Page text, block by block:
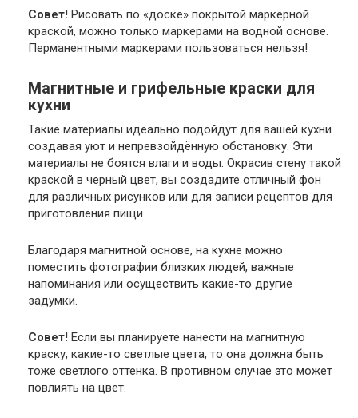
Совет! Рисовать по «доске» покрытой маркерной
краской, можно только маркерами на водной основе.
Перманентными маркерами пользоваться нельзя!
Магнитные и грифельные краски для
кухни
Такие материалы идеально подойдут для вашей кухни
создавая уют и непревзойдённую обстановку. Эти
материалы не боятся влаги и воды. Окрасив стену такой
краской в черный цвет, вы создадите отличный фон
для различных рисунков или для записи рецептов для
приготовления пищи.
Благодаря магнитной основе, на кухне можно
поместить фотографии близких людей, важные
напоминания или осуществить какие-то другие
задумки.
Совет! Если вы планируете нанести на магнитную
краску, какие-то светлые цвета, то она должна быть
тоже светлого оттенка. В противном случае это может
повлиять на цвет.